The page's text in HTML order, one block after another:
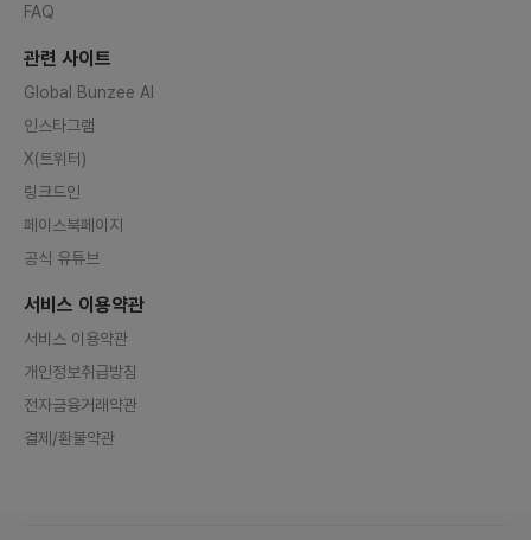
FAQ
관련 사이트
Global Bunzee AI
인스타그램
X(트위터)
링크드인
페이스북페이지
공식 유튜브
서비스 이용약관
서비스 이용약관
개인정보취급방침
전자금융거래약관
결제/환불약관